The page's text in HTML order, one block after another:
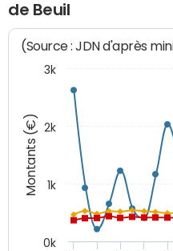
de Beuil
Montants (€)
(Source : JDN d'après
0k
1k
2k
3k